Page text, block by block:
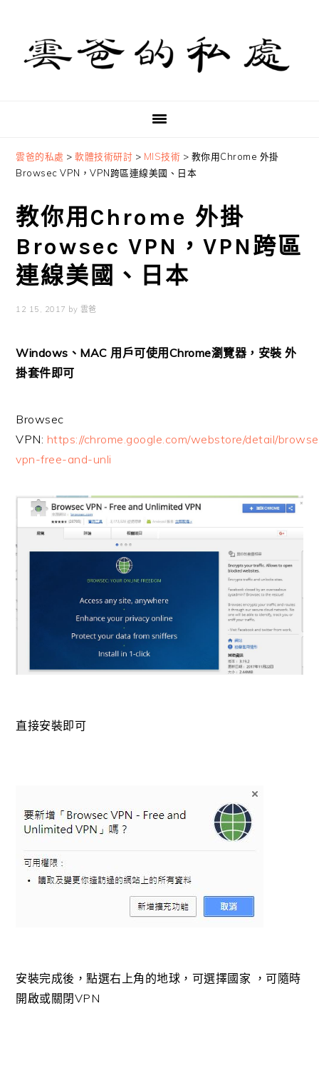
primary
navigation
content
primary
sidebar
雲爸的私處 >軟體技術研討 > MIS技術 > 教你用Chrome 外掛
Browsec VPN，VPN跨區連線美國、日本
教你用Chrome 外掛
Browsec VPN，VPN跨區
連線美國、日本
12 15, 2017 by 雲爸
Windows、MAC 用戶可使用Chrome瀏覽器，安裝 外
掛套件即可
Browsec
VPN: https://chrome.google.com/webstore/detail/
vpn-free-and-unli
直接安裝即可
安裝完成後，點選右上角的地球，可選擇國家 ，可隨時
開啟或關閉VPN